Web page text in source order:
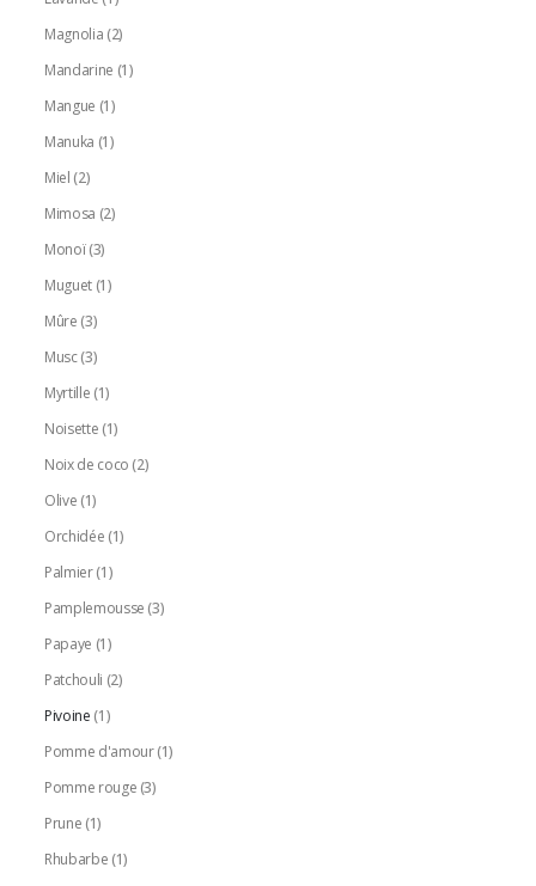
Magnolia (2)
Mandarine (1)
Mangue (1)
Manuka (1)
Miel (2)
Mimosa (2)
Monoï (3)
Muguet (1)
Mûre (3)
Musc(3)
Myrtille (1)
Noisette (1)
Noix de coco (2)
Olive (1)
Orchidée (1)
Palmier(1)
Pamplemousse (3)
Papaye (1)
Patchouli (2)
Pivoine (1)
Pomme d'amour (1)
Pomme rouge (3)
Prune (1)
Rhubarbe (1)